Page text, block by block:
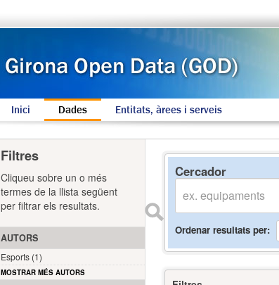
Inici Dades Entitats, àrees i serveis
Cercador
Ordenar resultats per
Filtres
Cliqueu sobre un o més
termes de la llista següent
per filtrar els resultats.
AUTORS
Esports (1)
MOSTRAR MÉS AUTORS